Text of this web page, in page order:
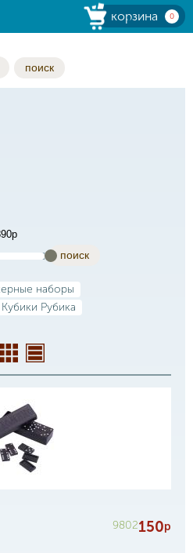
корзина 0
поиск
поиск
наборы
Кубики Рубика
9802150р